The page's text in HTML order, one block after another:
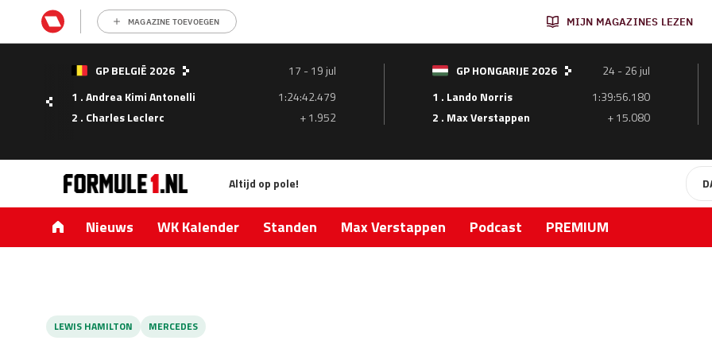
MAGAZINE TOEVOEGEN MIJN MAGAZINES LEZEN
GP BELGIË 2026
17 - 19 jul
1 . Andrea Kimi Antonelli
1:24:42.479
2 . Charles Leclerc
+ 1.952
GP HONGARIJE 2026
24 - 26 jul
1 . Lando Norris
1:39:56.180
2 . Max Verstappen
+ 15.080
Altijd op pole!
Nieuws WK Kalender Standen Max Verstappen Podcast PREMIUM
LEWIS HAMILTON MERCEDES